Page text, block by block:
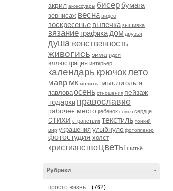
акрил аксессуары бисер бумага
вернисаж весна видео
воскресенье выпечка вышивка
вязание графика дом друзья
душаженственность
живопись зима идея
иллюстрация интерьер
календарь крючоклето
мавр мк молитва мысли ольга
павлова осень отношения пейзаж
подарки православие
рабочее место ребенок семья сердце
стихи странствия текстиль тонкий
мир украшения улыбнуло фотопленэр
фотостудия холст
христианство цветы шитьё
-
Рубрики
просто жизнь... (762)